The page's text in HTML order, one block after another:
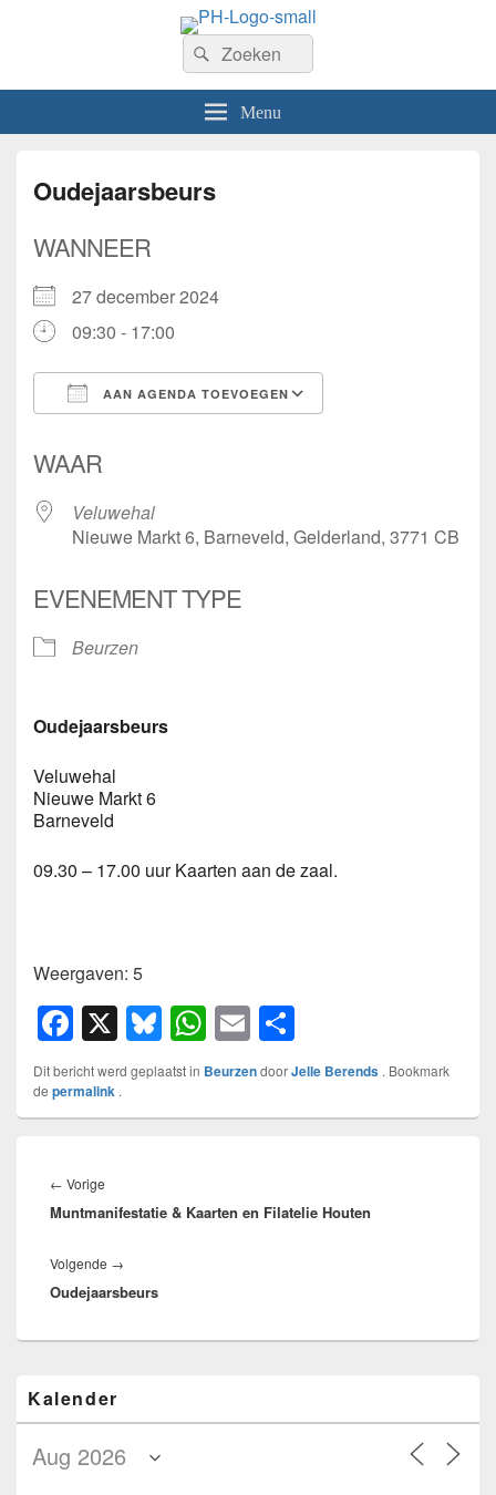
Welkom op de website van Postzegelvereniging PhilaHanze.
Zoeken
naar:
Zoeken
Menu
Oudejaarsbeurs
WANNEER
27 december 2024
09:30 - 17:00
AAN AGENDA TOEVOEGEN
WAAR
Veluwehal
Nieuwe Markt 6, Barneveld, Gelderland, 3771 CB
EVENEMENT TYPE
Beurzen
Oudejaarsbeurs
Veluwehal
Nieuwe Markt 6
Barneveld
09.30 – 17.00 uur Kaarten aan de zaal.
Weergaven: 5
F
a
c
e
o
o
k
X Bl
u
e
sk
W
h
at
s
p
p
E
m
ail
el
e
n
Dit bericht werd geplaatst in BeurzendoorJelle Berends . Bookmark
de permalink .
navigatie
← Vorige
bericht:
Muntmanifestatie & Kaarten en Filatelie Houten
Volgende →
bericht:
Oudejaarsbeurs
zijbalk
widget
gebied
Kalender